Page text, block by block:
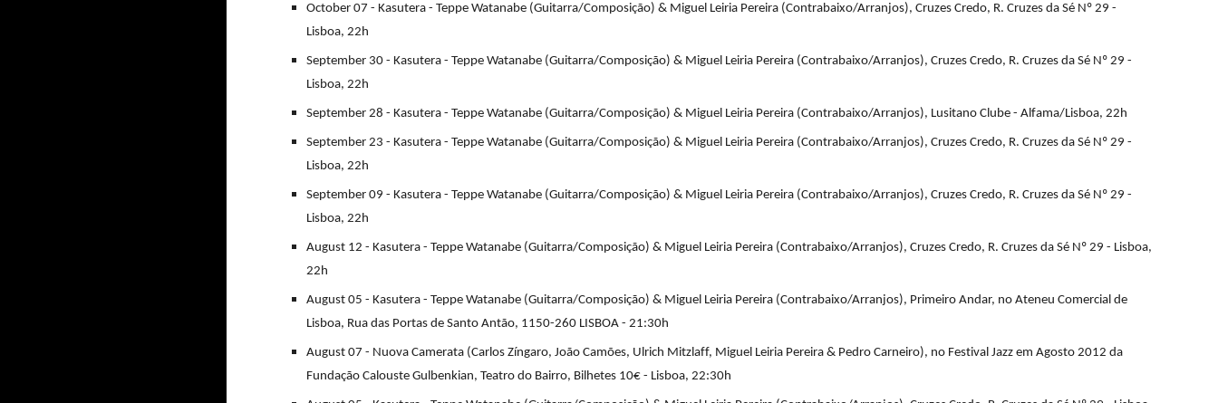
October 07 - Kasutera - Teppe Watanabe (Guitarra/Composição) & Miguel Leiria Pereira (Contrabaixo/Arranjos), Cruzes Credo, R. Cruzes da Sé Nº 29 -
Lisboa, 22h
September 30 - Kasutera - Teppe Watanabe (Guitarra/Composição) & Miguel Leiria Pereira (Contrabaixo/Arranjos), Cruzes Credo, R. Cruzes da Sé Nº 29 -
Lisboa, 22h
September 28 - Kasutera - Teppe Watanabe (Guitarra/Composição) & Miguel Leiria Pereira (Contrabaixo/Arranjos), Lusitano Clube - Alfama/Lisboa, 22h
September 23 - Kasutera - Teppe Watanabe (Guitarra/Composição) & Miguel Leiria Pereira (Contrabaixo/Arranjos), Cruzes Credo, R. Cruzes da Sé Nº 29 -
Lisboa, 22h
September 09 - Kasutera - Teppe Watanabe (Guitarra/Composição) & Miguel Leiria Pereira (Contrabaixo/Arranjos), Cruzes Credo, R. Cruzes da Sé Nº 29 -
Lisboa, 22h
August 12 - Kasutera - Teppe Watanabe (Guitarra/Composição) & Miguel Leiria Pereira (Contrabaixo/Arranjos), Cruzes Credo, R. Cruzes da Sé Nº 29 - Lisboa,
22h
August 05 - Kasutera - Teppe Watanabe (Guitarra/Composição) & Miguel Leiria Pereira (Contrabaixo/Arranjos), Primeiro Andar, no Ateneu Comercial de
Lisboa, Rua das Portas de Santo Antão, 1150-260 LISBOA - 21:30h
August 07 - Nuova Camerata (Carlos Zíngaro, João Camões, Ulrich Mitzlaff, Miguel Leiria Pereira & Pedro Carneiro), no Festival Jazz em Agosto 2012 da
Fundação Calouste Gulbenkian, Teatro do Bairro, Bilhetes 10€ - Lisboa, 22:30h